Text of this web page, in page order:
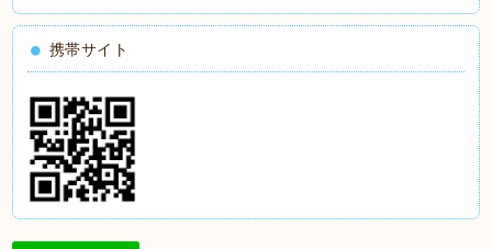
携帯サイト